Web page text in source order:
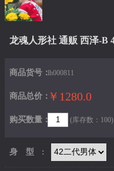
商品货号：lh000811
商品总价： ￥1280.0
购买数量： (库存数：100)
身型: